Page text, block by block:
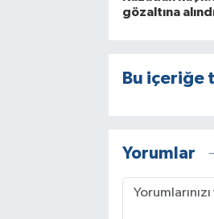
gözaltına
Bu içeriğe
Yorumlar